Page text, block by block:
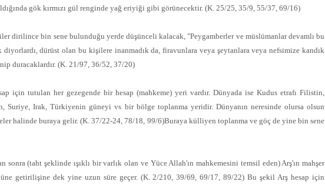
gök kırmızı gül renginde yağ eriyiği gibi görünecektir. (K. 25/25, 35/9, 55/37, 69/16)
dirilince bin sene bulunduğu yerde düşünceli kalacak, "Peygamberler ve müslümanlar devamlı bu
diyorlardı, dürüst olan bu kişilere inanmadık da, firavunlara veya şeytanlara veya nefsimize kandık
duracaklardır. (K. 21/97, 36/52, 37/20)
için tutulan her gezegende bir hesap (mahkeme) yeri vardır. Dünyada ise Kudus etrafı Filistin,
Suriye, Irak, Türkiyenin güneyi vs bir bölge toplanma yeridir. Dünyanın neresinde olursa olsun
halinde buraya gelir. (K. 37/22-24, 78/18, 99/6)Buraya külliyen toplanma ve göç de yine bin sene
sonra (taht şeklinde ışıklı bir varlık olan ve Yüce Allah'ın mahkemesini temsil eden) Arş'ın mahşer
getirilişine dek yine uzun süre geçer. (K. 2/210, 39/69, 69/17, 89/22) Bu şekil Arş hesap için